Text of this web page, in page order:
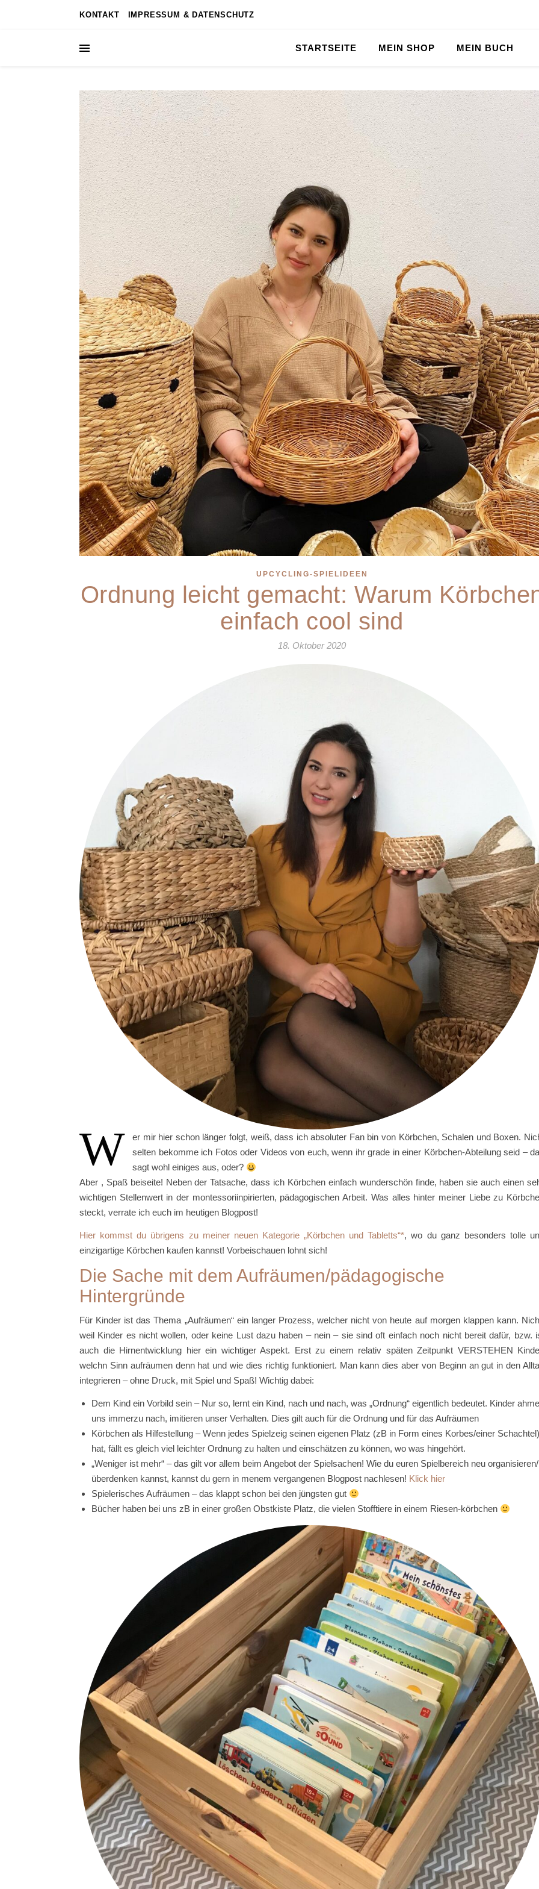
KONTAKT IMPRESSUM & DATENSCHUTZ
STARTSEITE MEIN SHOP MEIN BUCH
UPCYCLING-SPIELIDEEN
Ordnung leicht gemacht: Warum
einfach cool sind
18. Oktober 2020
W
er mir hier schon länger folgt, weiß, dass ich absoluter Fan bin von Körbchen, Schalen und Boxen.
selten bekomme ich Fotos oder Videos von euch, wenn ihr grade in einer Körbchen-Abteilung seid –
sagt wohl einiges aus, oder?
Aber , Spaß beiseite! Neben der Tatsache, dass ich Körbchen einfach wunderschön finde, haben sie auch einen
wichtigen Stellenwert in der montessoriinpirierten, pädagogischen Arbeit. Was alles hinter meiner Liebe zu
steckt, verrate ich euch im heutigen Blogpost!
Hier kommst du übrigens zu meiner neuen Kategorie „Körbchen und Tabletts“ , wo du ganz besonders tolle
einzigartige Körbchen kaufen kannst! Vorbeischauen lohnt sich!
Die Sache mit dem Aufräumen/pädagogische
Hintergründe
Für Kinder ist das Thema „Aufräumen“ ein langer Prozess, welcher nicht von heute auf morgen klappen kann.
weil Kinder es nicht wollen, oder keine Lust dazu haben – nein – sie sind oft einfach noch nicht bereit dafür, bzw.
auch die Hirnentwicklung hier ein wichtiger Aspekt. Erst zu einem relativ späten Zeitpunkt VERSTEHEN
welchn Sinn aufräumen denn hat und wie dies richtig funktioniert. Man kann dies aber von Beginn an gut in den
integrieren – ohne Druck, mit Spiel und Spaß! Wichtig dabei:
Dem Kind ein Vorbild sein – Nur so, lernt ein Kind, nach und nach, was „Ordnung“ eigentlich bedeutet. Kinder
uns immerzu nach, imitieren unser Verhalten. Dies gilt auch für die Ordnung und für das Aufräumen
Körbchen als Hilfestellung – Wenn jedes Spielzeig seinen eigenen Platz (zB in Form eines Korbes/einer Schachtel)
hat, fällt es gleich viel leichter Ordnung zu halten und einschätzen zu können, wo was hingehört.
„Weniger ist mehr“ – das gilt vor allem beim Angebot der Spielsachen! Wie du euren Spielbereich neu organisieren/
überdenken kannst, kannst du gern in menem vergangenen Blogpost nachlesen! Klick hier
Spielerisches Aufräumen – das klappt schon bei den jüngsten gut
Bücher haben bei uns zB in einer großen Obstkiste Platz, die vielen Stofftiere in einem Riesen-körbchen